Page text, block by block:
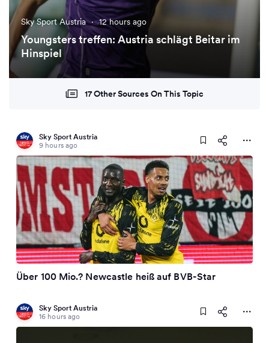
Sky Sport Austria · 12 hours ago
Youngsters treffen: Austria schlägt Beitar im
Hinspiel
17 Other Sources On This Topic
Sky Sport Austria
9 hours ago
Über 100 Mio.? Newcastle heiß auf BVB-Star
Sky Sport Austria
16 hours ago